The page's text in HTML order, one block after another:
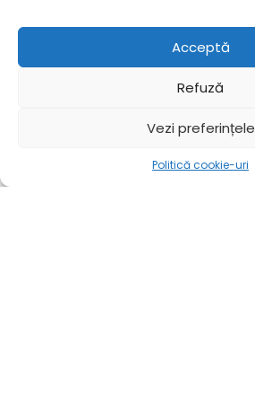
Acceptă
Refuză
Vezi preferințele
Politică cookie-uri
Acasă